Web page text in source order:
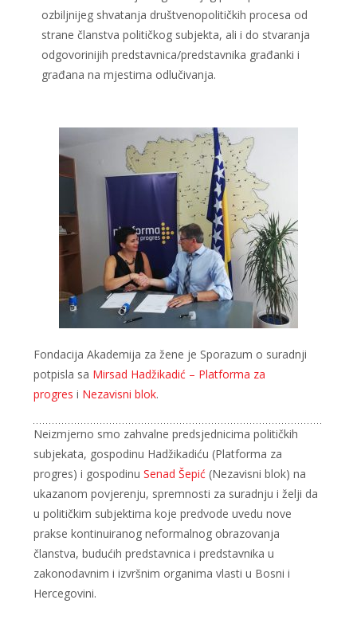
ozbiljnijeg shvatanja društvenopolitičkih procesa od
strane članstva političkog subjekta, ali i do stvaranja
odgovorinijih predstavnica/predstavnika građanki i
građana na mjestima odlučivanja.
Fondacija Akademija za žene je Sporazum o suradnji
potpisla sa Mirsad Hadžikadić – Platforma za
progres i Nezavisni blok.
Neizmjerno smo zahvalne predsjednicima političkih
subjekata, gospodinu Hadžikadiću (Platforma za
progres) i gospodinu Senad Šepić (Nezavisni blok) na
ukazanom povjerenju, spremnosti za suradnju i želji da
u političkim subjektima koje predvode uvedu nove
prakse kontinuiranog neformalnog obrazovanja
članstva, budućih predstavnica i predstavnika u
zakonodavnim i izvršnim organima vlasti u Bosni i
Hercegovini.